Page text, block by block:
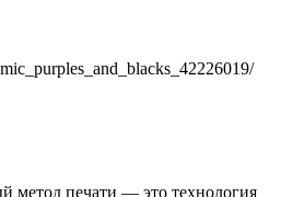
метод печати — это технология